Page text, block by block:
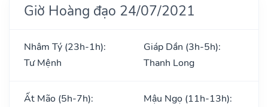
Giờ Hoàng đạo 24/07/2021
Nhâm Tý (23h-1h):
Tư Mệnh
Giáp Dần (3h-5h):
Thanh Long
Ất Mão (5h-7h):
Mậu Ngọ (11h-13h):